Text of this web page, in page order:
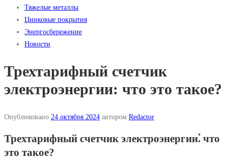
Тяжелые металлы
Цинковые покрытия
Энергосбережение
Новости
Трехтарифный счетчик
электроэнергии: что это такое?
Опубликовано 24 октября 2024 автором Redactor
Трехтарифный счетчик электроэнергии⁚ что
это такое?